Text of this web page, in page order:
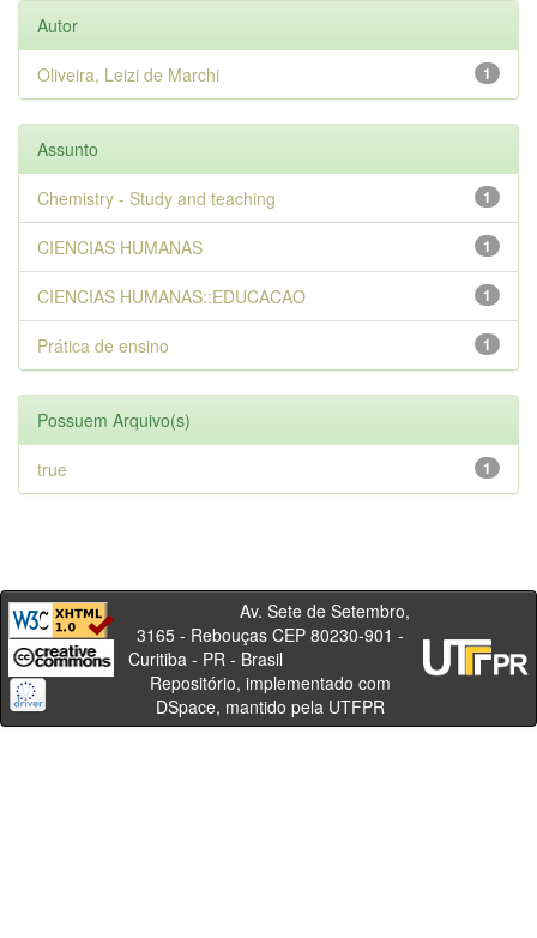
Autor
1
Oliveira, Leizi de Marchi
Assunto
1
Chemistry - Study and teaching
1
CIENCIAS HUMANAS
1
CIENCIAS HUMANAS::EDUCACAO
1
Prática de ensino
Possuem Arquivo(s)
1
true
Av. Sete de Setembro,
3165 - Rebouças CEP 80230-901 -
Curitiba - PR - Brasil
Repositório, implementado com
DSpace, mantido pela UTFPR